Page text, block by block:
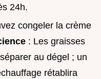
24h.
congeler la crème
: Les graisses
au dégel ; un
rétablira